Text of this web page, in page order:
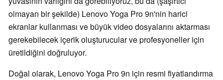
olmayan bir şekilde) Lenovo Yoga Pro 9n'nin harici
ekranlar kullanması ve büyük video dosyalarını aktarması
gerekebilecek içerik oluşturucular ve profesyoneller için
üretildiğini doğruluyor.
Doğal olarak, Lenovo Yoga Pro 9n için resmi fiyatlandırma